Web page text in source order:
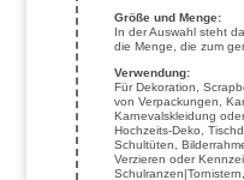
Größe und Menge:
In der Auswahl steht
die Menge, die zum
Verwendung:
Für Dekoration,
von Verpackungen,
Karnevalskleidung
Hochzeits-Deko,
Schultüten,
Verzieren oder